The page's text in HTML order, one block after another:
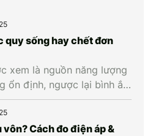
quy sống hay chết đơn
xem là nguồn năng lượng
ổn định, ngược lại bình ắc
năng lượng và không còn
cho xe. Vậy làm cách
quy xe còn sống hay
Cách đo điện áp &